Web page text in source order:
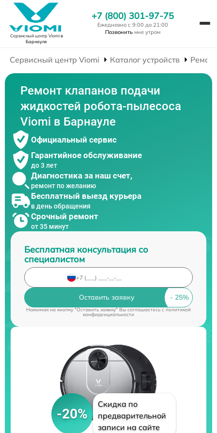
Сервисный центр Viomiв
Барнауле
+7 (800) 301-97-75
Ежедневно с 9:00 до 21:00
Позвонить мне утром
Сервисный центр Viomi Каталог устройств
Ремонт клапанов подачи
жидкостей робота-пылесоса
Viomi в Барнауле
Официальный сервис
Гарантийное обслуживание
до 3 лет
Диагностика за наш счет,
ремонт по желанию
Бесплатный выезд курьера
в день обращения
Срочный ремонт
от 35 минут
Бесплатная консультация со
специалистом
Оставить заявку
Нажимая на кнопку "Оставить заявку" Вы соглашаетесь cполитикой
конфиденциальности
-20%
Скидка по
предварительной
записи на сайте